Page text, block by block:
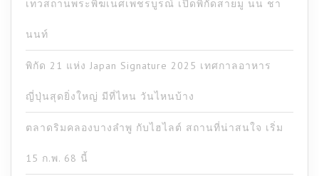
เทวสถานพระพิฆเนศเพชรบูรณ์ เปิดพิกัดสายมู นน ชา
นนท์
พิกัด 21 แห่ง Japan Signature 2025 เทศกาลอาหาร
ญี่ปุ่นสุดยิ่งใหญ่ มีที่ไหน วันไหนบ้าง
ตลาดริมคลองบางลำพู กับไฮไลต์ สถานที่น่าสนใจ เริ่ม
15 ก.พ. 68 นี้